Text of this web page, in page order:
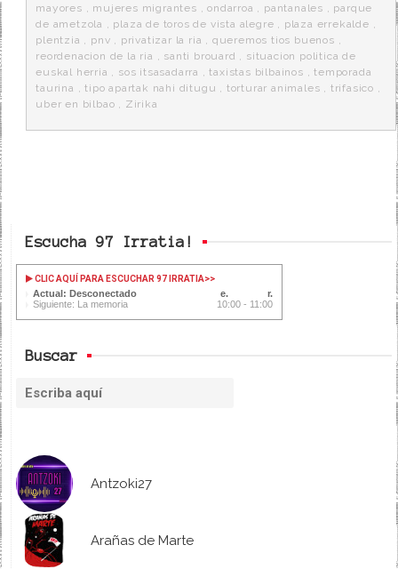
mayores , mujeres migrantes ,ondarroa , pantanales , parque
de ametzola , plaza de toros de vista alegre , plaza errekalde ,
plentzia , pnv , privatizar la ria , queremos tios buenos ,
reordenacion de la ria , santi brouard , situacion politica de
euskal herria , sos itsasadarra ,taxistas bilbainos ,temporada
taurina ,tipo apartak nahi ditugu , torturar animales , trifasico ,
uber en bilbao , Zirika
Escucha 97 Irratia!
CLIC AQUÍ PARA ESCUCHAR 97 IRRATIA>>
Actual: Desconectado
Siguiente: La memoria
10:00 - 11:00
Buscar
Antzoki27
Arañas de Marte